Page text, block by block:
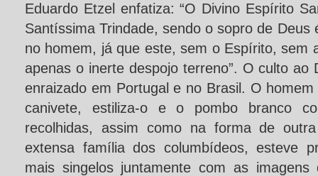
Eduardo Etzel enfatiza: “O Divino Espírito
Santíssima Trindade, sendo o sopro de Deus
no homem, já que este, sem o Espírito, sem
apenas o inerte despojo terreno”. O culto ao
enraizado em Portugal e no Brasil. O
canivete, estiliza-o e o pombo branco
recolhidas, assim como na forma de
extensa família dos columbídeos, esteve
mais singelos juntamente com as